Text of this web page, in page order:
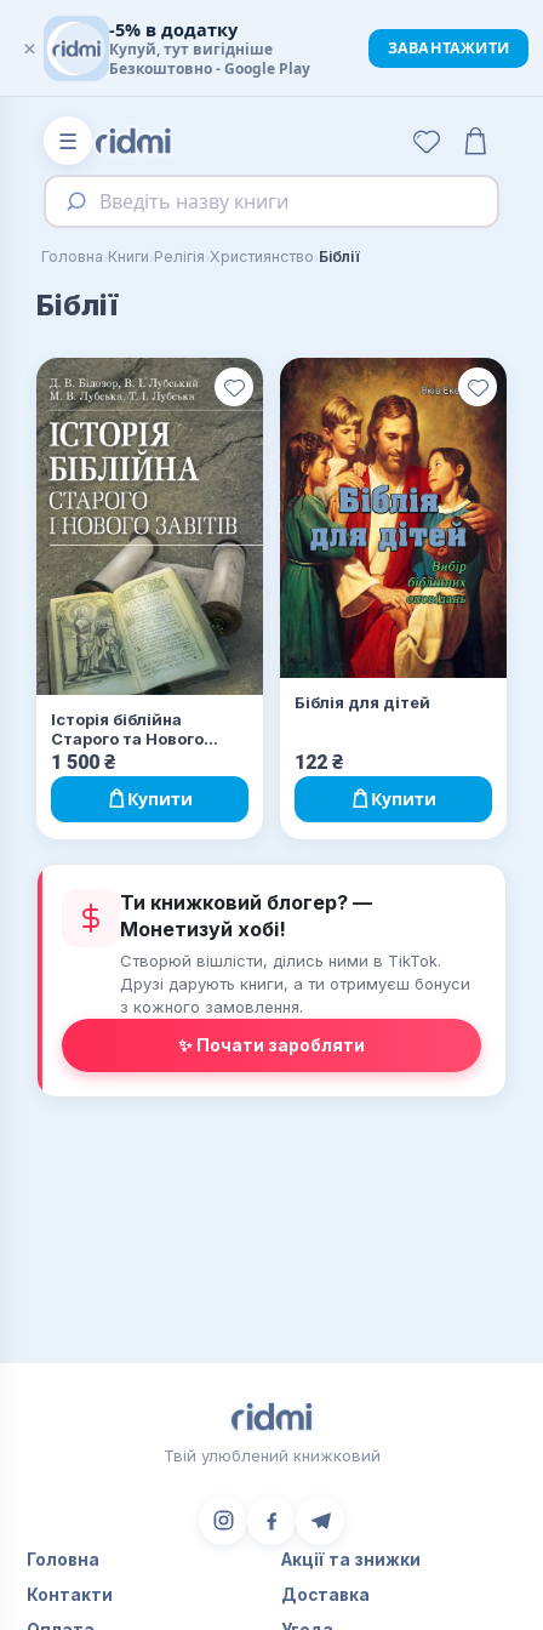
☰
Введіть назву книги
Головна›Книги›Релігія›Християнство›Біблії
Біблії
Історія біблійна
Старого та Нового
завітів. навч.-методич.
посібник з конфесійно-
практичного
релігієзнавства для
студентів
1 500 ₴
Купити
Біблія для дітей
122 ₴
Купити
Ти книжковий блогер? —
Монетизуй хобі!
Створюй вішлісти, ділись ними в TikTok.
Друзі дарують книги, а ти отримуєш бонуси
з кожного замовлення.
✨ Почати заробляти
Твій улюблений книжковий
Головна
Акції та знижки
Контакти
Доставка
×
-5% в додатку
Купуй, тут вигідніше
Безкоштовно - Google Play
ЗАВАНТАЖИТИ